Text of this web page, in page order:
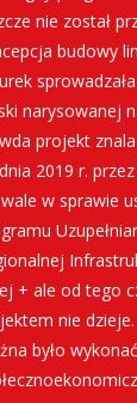
nie został
budowy
narysowanej
projekt
2019 r.
w sprawie
+ ale od tego
nie
było